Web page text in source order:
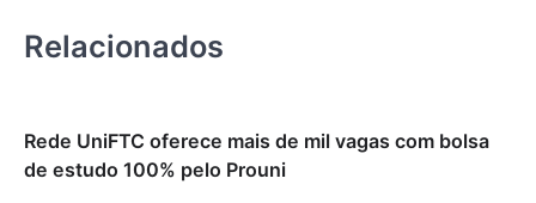
Relacionados
Rede UniFTC oferece mais de mil vagas com bolsa
de estudo 100% pelo Prouni